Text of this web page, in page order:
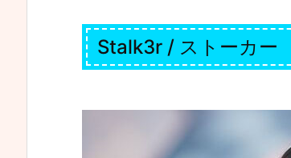
Stalk3r / ストーカー